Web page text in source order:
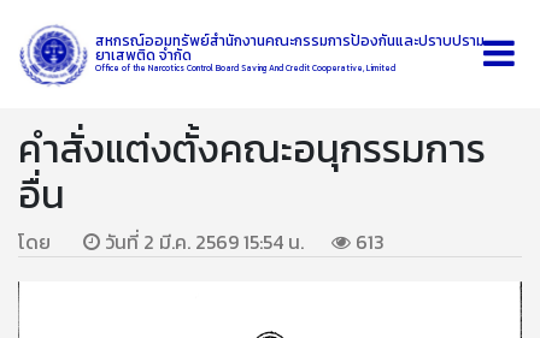
สหกรณ์ออมทรัพย์สำนักงานคณะกรรมการป้องกันและปราบปราม
ยาเสพติด จำกัด
Office of the Narcotics Control Board Saving And Credit Cooperative, Limited
คำสั่งแต่งตั้งคณะอนุกรรมการ
อื่น
โดย วันที่ 2 มี.ค. 2569 15:54 น. 613